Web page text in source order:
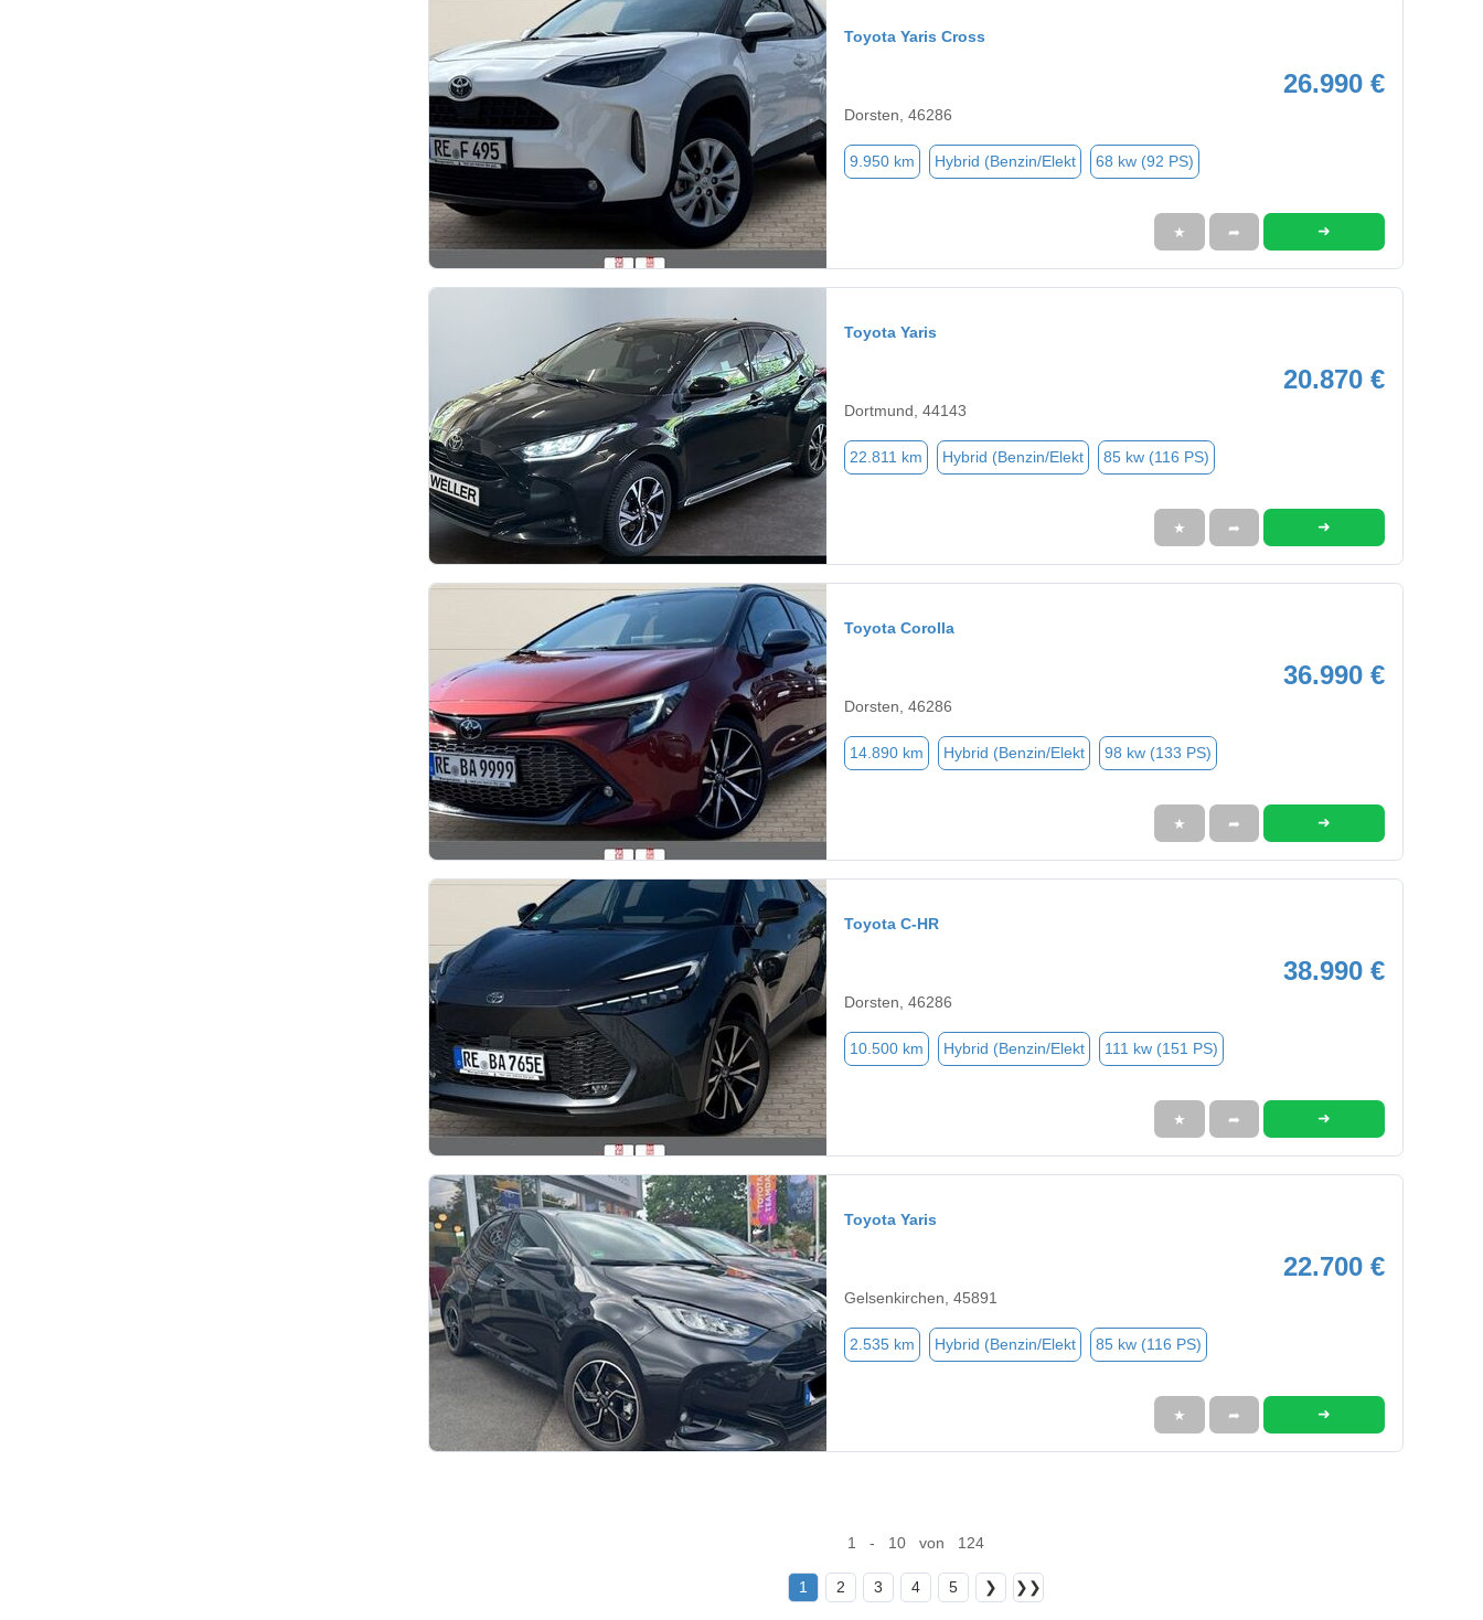
Toyota Yaris Cross
26.990 €
Dorsten, 46286
9.950 km Hybrid (Benzin/Elekt 68 kw (92 PS)
★ ➦ ➜
Toyota Yaris
20.870 €
Dortmund, 44143
22.811 km Hybrid (Benzin/Elekt 85 kw (116 PS)
★ ➦ ➜
Toyota Corolla
36.990 €
Dorsten, 46286
14.890 km Hybrid (Benzin/Elekt 98 kw (133 PS)
★ ➦ ➜
Toyota C-HR
38.990 €
Dorsten, 46286
10.500 km Hybrid (Benzin/Elekt 111 kw (151 PS)
★ ➦ ➜
Toyota Yaris
22.700 €
Gelsenkirchen, 45891
2.535 km Hybrid (Benzin/Elekt 85 kw (116 PS)
★ ➦ ➜
1 - 10 von 124
1 2 3 4 5 ❯ ❯❯